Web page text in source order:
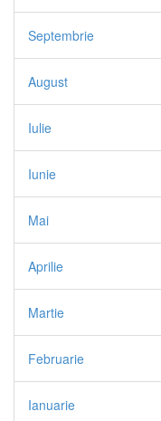
Septembrie
August
Iulie
Iunie
Mai
Aprilie
Martie
Februarie
Ianuarie